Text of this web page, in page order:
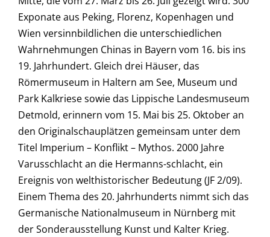
Exponate aus Peking, Florenz, Kopenhagen und
Wien versinnbildlichen die unterschiedlichen
Wahrnehmungen Chinas in Bayern vom 16. bis ins
19. Jahrhundert. Gleich drei Häuser, das
Römermuseum in Haltern am See, Museum und
Park Kalkriese sowie das Lippische Landesmuseum
Detmold, erinnern vom 15. Mai bis 25. Oktober an
den Originalschauplätzen gemeinsam unter dem
Titel Imperium – Konflikt – Mythos. 2000 Jahre
Varusschlacht an die Hermanns-schlacht, ein
Ereignis von welthistorischer Bedeutung (JF 2/09).
Einem Thema des 20. Jahrhunderts nimmt sich das
Germanische Nationalmuseum in Nürnberg mit
der Sonderausstellung Kunst und Kalter Krieg.